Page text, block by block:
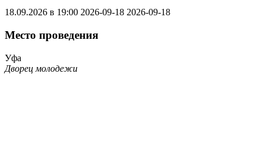
18.09.2026 в 19:00 2026-09-18 2026-09-18
Место проведения
Уфа
Дворец молодежи